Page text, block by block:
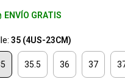
ENVÍO GRATIS
35 (4US-23CM)
35.5 36 37